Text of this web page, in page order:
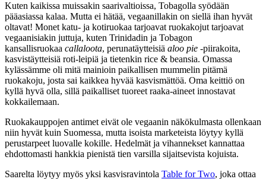
Kuten kaikissa muissakin saarivaltioissa, Tobagolla syödään
pääasiassa kalaa. Mutta ei hätää, vegaanillakin on siellä ihan hyvät
oltavat! Monet katu- ja kotiruokaa tarjoavat ruokakojut tarjoavat
vegaanisiakin juttuja, kuten Trinidadin ja Tobagon
kansallisruokaa callaloota, perunatäytteisiä aloo pie -piirakoita,
kasvistäytteisiä roti-leipiä ja tietenkin rice & beansia. Omassa
kylässämme oli mitä mainioin paikallisen mummelin pitämä
ruokakoju, josta sai kaikkea hyvää kasvismättöä. Oma keittiö on
kyllä hyvä olla, sillä paikalliset tuoreet raaka-aineet innostavat
kokkailemaan.
Ruokakauppojen antimet eivät ole vegaanin näkökulmasta ollenkaan
niin hyvät kuin Suomessa, mutta isoista marketeista löytyy kyllä
perustarpeet luovalle kokille. Hedelmät ja vihannekset kannattaa
ehdottomasti hankkia pienistä tien varsilla sijaitsevista kojuista.
Saarelta löytyy myös yksi kasvisravintola Table for Two, joka ottaa